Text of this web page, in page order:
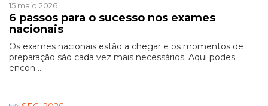
15 maio 2026
6 passos para o sucesso nos exames
nacionais
Os exames nacionais estão a chegar e os momentos de
preparação são cada vez mais necessários. Aqui podes
encon ...